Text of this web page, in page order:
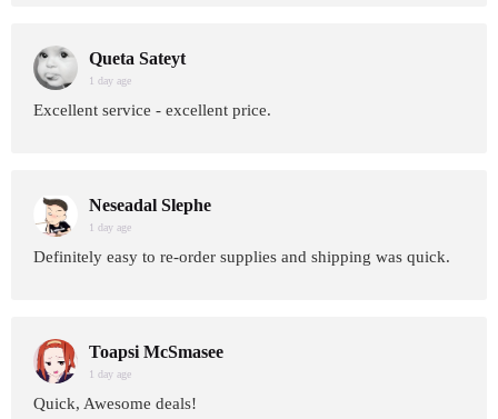
Queta Sateyt
1 day age
Excellent service - excellent price.
Neseadal Slephe
1 day age
Definitely easy to re-order supplies and shipping was quick.
Toapsi McSmasee
1 day age
Quick, Awesome deals!